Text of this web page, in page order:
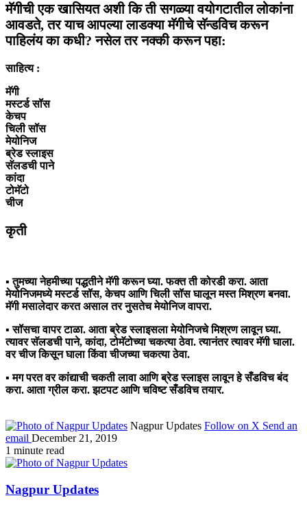
मॅगीची एक खासियत अशी कि ती सगळ्या वयोगटातील लोकांना
आवडते, तर याच आपल्या लाडक्या मॅगीचे सॅन्डविच करून
पाहिलंय का कधी? नसेल तर नक्की करून पहा:
साहित्य :
मॅगी
मस्टर्ड सॉस
केचप
चिली सॉस
मेयोनिज
ब्रेड स्लाइस
सॅलडची पाने
कांदा
टोमॅटो
चीज
कृती
▪ तुमच्या नेहमीच्या पद्धतीने मॅगी करून घ्या. फक्त ती कोरडी करा. आता
मेयोनिजमध्ये मस्टर्ड सॉस, केचप आणि चिली सॉस घालून मस्त मिश्रण बनवा.
मॅगी मसालेदार करत असाल तर नुसतेच मेयोनिज वापरा.
▪ सॉसचा वापर टाळा. आता ब्रेड स्लाइसला मेयोनिजचे मिश्रण लावून घ्या.
त्यावर सॅलडची पाने, कांदा, टोमॅटोच्या चकत्या ठेवा. त्यानंतर त्यावर मॅगी घाला.
वर चीज किसून घाला किंवा चीजच्या चकत्या ठेवा.
▪ मग परत वर कांद्याची चकती लावा आणि ब्रेड स्लाइस लावून हे सँडविच बंद
करा. आता ग्रील करा. झटपट आणि चविष्ट सँडविच तयार.
Nagpur Updates Follow on X Send an
email December 21, 2019
1 minute read
Nagpur Updates